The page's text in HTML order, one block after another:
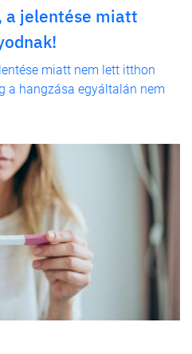
a jelentése miatt
miatt nem lett itthon
a hangzása egyáltalán nem